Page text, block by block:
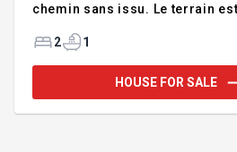
chemin sans issu. Le terrain
de plusieurs pièces. Ce chalet
ouvertes, une grande terrasse
qu'un cabanon avec
2 1
HOUSE FOR SALE